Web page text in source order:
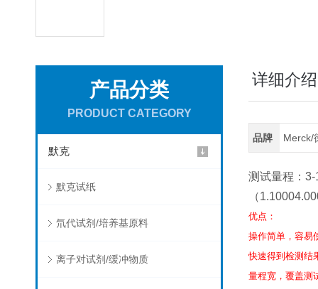
产品分类
PRODUCT CATEGORY
默克
默克试纸
氘代试剂/培养基原料
离子对试剂/缓冲物质
详细介绍
品牌 Merck/
测试量程：
（
优点：
操作简单，容易
快速得到检测结
量程宽，覆盖测